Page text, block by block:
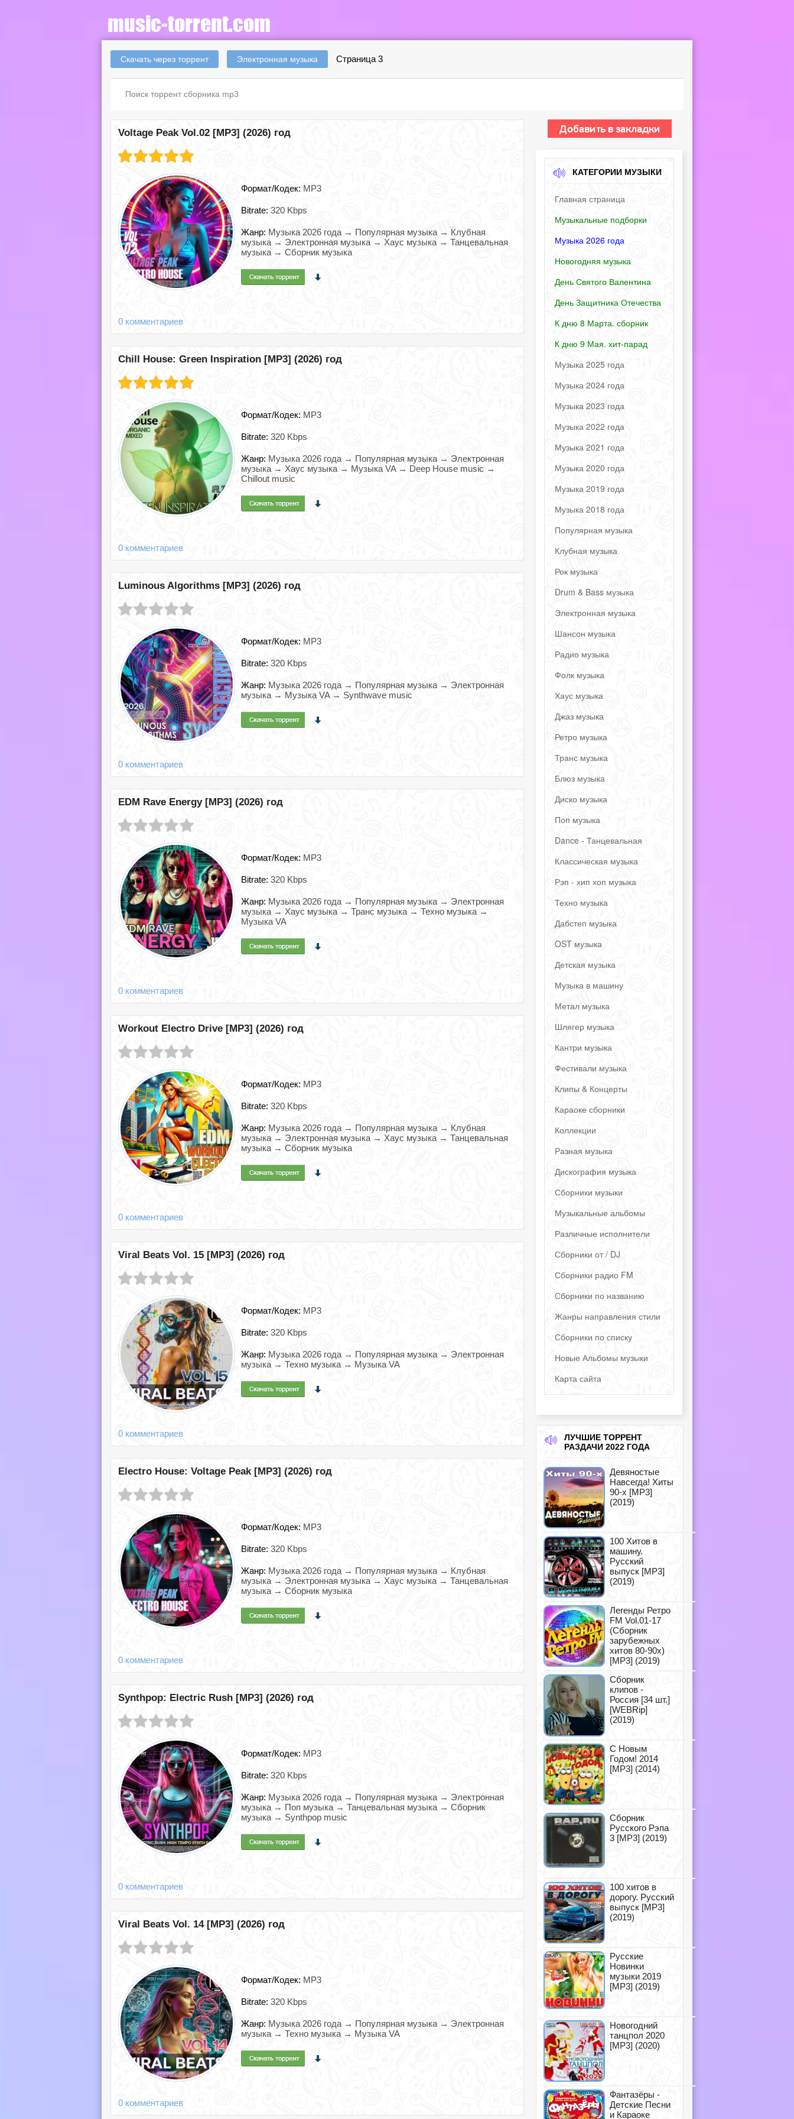
Скачать через торрент Электронная музыка Страница 3
Voltage Peak Vol.02 [MP3] (2026) год
Формат/Кодек: MP3
Bitrate: 320 Kbps
Жанр: Музыка 2026 года → Популярная музыка → Клубная
музыка → Электронная музыка → Хаус музыка → Танцевальная
музыка → Сборник музыка
0 комментариев
Chill House: Green Inspiration [MP3] (2026) год
Формат/Кодек: MP3
Bitrate: 320 Kbps
Жанр: Музыка 2026 года → Популярная музыка → Электронная
музыка → Хаус музыка → Музыка VA → Deep House music →
Chillout music
0 комментариев
Luminous Algorithms [MP3] (2026) год
Формат/Кодек: MP3
Bitrate: 320 Kbps
Жанр: Музыка 2026 года → Популярная музыка → Электронная
музыка → Музыка VA → Synthwave music
0 комментариев
EDM Rave Energy [MP3] (2026) год
Формат/Кодек: MP3
Bitrate: 320 Kbps
Жанр: Музыка 2026 года → Популярная музыка → Электронная
музыка → Хаус музыка → Транс музыка → Техно музыка →
Музыка VA
0 комментариев
Workout Electro Drive [MP3] (2026) год
Формат/Кодек: MP3
Bitrate: 320 Kbps
Жанр: Музыка 2026 года → Популярная музыка → Клубная
музыка → Электронная музыка → Хаус музыка → Танцевальная
музыка → Сборник музыка
0 комментариев
Viral Beats Vol. 15 [MP3] (2026) год
Формат/Кодек: MP3
Bitrate: 320 Kbps
Жанр: Музыка 2026 года → Популярная музыка → Электронная
музыка → Техно музыка → Музыка VA
0 комментариев
Electro House: Voltage Peak [MP3] (2026) год
Формат/Кодек: MP3
Bitrate: 320 Kbps
Жанр: Музыка 2026 года → Популярная музыка → Клубная
музыка → Электронная музыка → Хаус музыка → Танцевальная
музыка → Сборник музыка
0 комментариев
Synthpop: Electric Rush [MP3] (2026) год
Формат/Кодек: MP3
Bitrate: 320 Kbps
Жанр: Музыка 2026 года → Популярная музыка → Электронная
музыка → Поп музыка → Танцевальная музыка → Сборник
музыка → Synthpop music
0 комментариев
Viral Beats Vol. 14 [MP3] (2026) год
Формат/Кодек: MP3
Bitrate: 320 Kbps
Жанр: Музыка 2026 года → Популярная музыка → Электронная
музыка → Техно музыка → Музыка VA
0 комментариев
КАТЕГОРИИ МУЗЫКИ
Главная страница
Музыкальные подборки
Музыка 2026 года
Новогодняя музыка
День Святого Валентина
День Защитника Отечества
К дню 8 Марта. сборник
К дню 9 Мая. хит-парад
Музыка 2025 года
Музыка 2024 года
Музыка 2023 года
Музыка 2022 года
Музыка 2021 года
Музыка 2020 года
Музыка 2019 года
Музыка 2018 года
Популярная музыка
Клубная музыка
Рок музыка
Drum & Bass музыка
Электронная музыка
Шансон музыка
Радио музыка
Фолк музыка
Хаус музыка
Джаз музыка
Ретро музыка
Транс музыка
Блюз музыка
Диско музыка
Поп музыка
Dance - Танцевальная
Классическая музыка
Рэп - хип хоп музыка
Техно музыка
Дабстеп музыка
OST музыка
Детская музыка
Музыка в машину
Метал музыка
Шлягер музыка
Кантри музыка
Фестивали музыка
Клипы & Концерты
Караоке сборники
Коллекции
Разная музыка
Дискография музыка
Сборники музыки
Музыкальные альбомы
Различные исполнители
Сборники от / DJ
Сборники радио FM
Сборники по названию
Жанры направления стили
Сборники по списку
Новые Альбомы музыки
Карта сайта
ЛУЧШИЕ ТОРРЕНТ
РАЗДАЧИ 2022 ГОДА
Девяностые
Навсегда! Хиты
90-х [MP3]
(2019)
100 Хитов в
машину.
Русский
выпуск [MP3]
(2019)
Легенды Ретро
FM Vol.01-17
(Сборник
зарубежных
хитов 80-90х)
[MP3] (2019)
Сборник
клипов -
Россия [34 шт.]
[WEBRip]
(2019)
С Новым
Годом! 2014
[MP3] (2014)
Сборник
Русского Рэпа
3 [MP3] (2019)
100 хитов в
дорогу. Русский
выпуск [MP3]
(2019)
Русские
Новинки
музыки 2019
[MP3] (2019)
Новогодний
танцпол 2020
[MP3] (2020)
Фантазёры -
Детские Песни
и Караоке